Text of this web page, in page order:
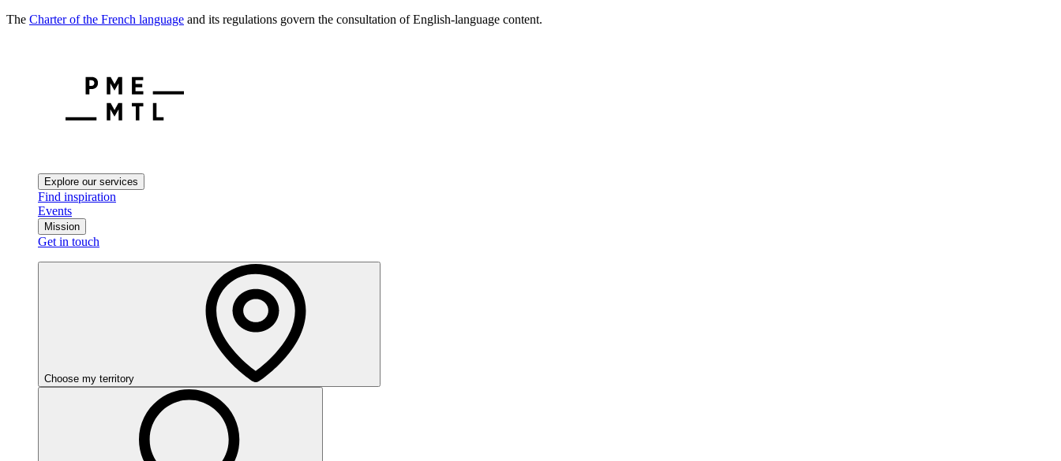
The Charter of the French language and its regulations govern the consultation of English-language content.
Explore our services
Find inspiration
Events
Mission
Get in touch
Choose my territory